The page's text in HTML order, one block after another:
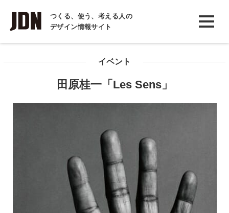
つくる、使う、考える人の
デザイン情報サイト
INTERVIEW
インタビュー
イベント
田原桂一「Les Sens」